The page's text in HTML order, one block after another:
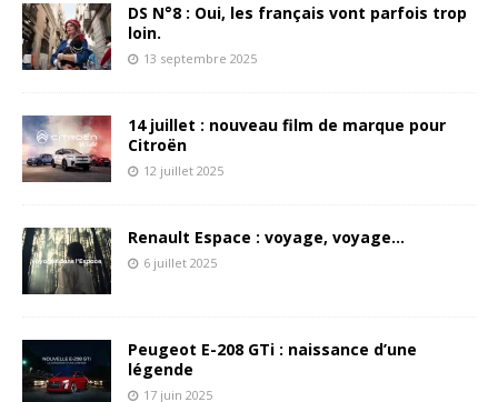
DS N°8 : Oui, les français vont parfois trop
loin.
13 septembre 2025
14 juillet : nouveau film de marque pour
Citroën
12 juillet 2025
Renault Espace : voyage, voyage…
6 juillet 2025
Peugeot E-208 GTi : naissance d’une
légende
17 juin 2025